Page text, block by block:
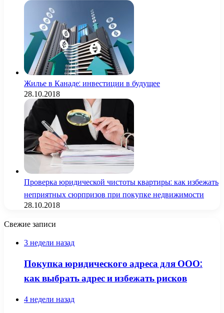
Жилье в Канаде: инвестиции в будущее
28.10.2018
Проверка юридической чистоты квартиры: как избежать
неприятных сюрпризов при покупке недвижимости
28.10.2018
Свежие записи
3 недели назад
Покупка юридического адреса для ООО:
как выбрать адрес и избежать рисков
4 недели назад